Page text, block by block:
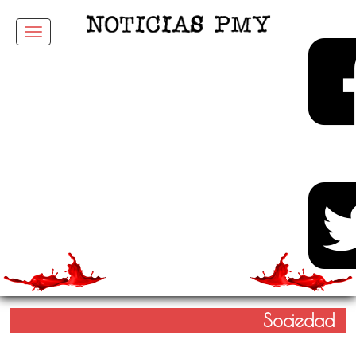
Menu
Sociedad